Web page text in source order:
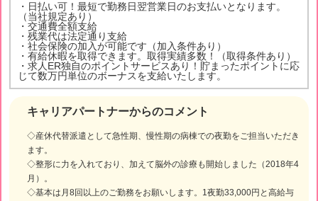
キャリアパートナーからのコメント
◇産休代替派遣として急性期、慢性期の病棟での夜勤をご担当いただき
ます。
◇整形に力を入れており、加えて脳外の診療も開始しました（2018年4
月）。
◇基本は月8回以上のご勤務をお願いします。1夜勤33,000円と高給与
・日払い可！最短で勤務日翌営業日のお支払いとなります。
（当社規定あり）
・交通費全額支給
・残業代は法定通り支給
・社会保険の加入が可能です（加入条件あり）
・有給休暇を取得できます。取得実績多数！（取得条件あり）
・求人ER独自のポイントサービスあり！貯まったポイントに応
じて数万円単位のボーナスを支給いたします。